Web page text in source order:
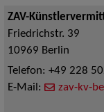
ZAV-
Friedrichstr. 39
10969 Berlin
Telefon: +49 228
E-Mail:
zav-kv-